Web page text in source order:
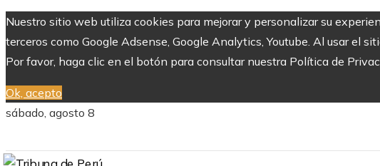
Nuestro sitio web utiliza cookies para mejorar y personalizar su
terceros como Google Adsense, Google Analytics, Youtube. Al usar el
Por favor, haga clic en el botón para consultar nuestra Política de
Ok, acepto
sábado, agosto 8